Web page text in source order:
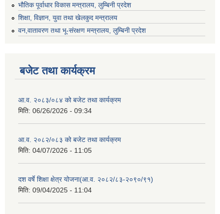
भौतिक पूर्वाधार विकास मन्त्रालय, लुम्बिनी प्रदेश
शिक्षा, विज्ञान, युवा तथा खेलकुद मन्‍‍त्रालय
वन,वातावरण तथा भू-संरक्षण मन्त्रालय, लुम्बिनी प्रदेश
बजेट तथा कार्यक्रम
आ.व. २०८३/०८४ को बजेट तथा कार्यक्रम
मिति: 06/26/2026 - 09:34
आ.व. २०८२/०८३ को बजेट तथा कार्यक्रम
मिति: 04/07/2026 - 11:05
दश वर्षे शिक्षा क्षेत्र योजना(आ.व. २०८२/८३-२०९०/९१)
मिति: 09/04/2025 - 11:04